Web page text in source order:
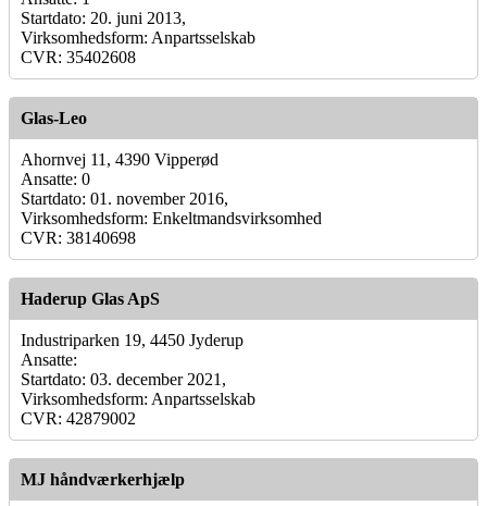
Startdato: 20. juni 2013,
Virksomhedsform: Anpartsselskab
CVR: 35402608
Glas-Leo
Ahornvej 11, 4390 Vipperød
Ansatte: 0
Startdato: 01. november 2016,
Virksomhedsform: Enkeltmandsvirksomhed
CVR: 38140698
Haderup Glas ApS
Industriparken 19, 4450 Jyderup
Ansatte:
Startdato: 03. december 2021,
Virksomhedsform: Anpartsselskab
CVR: 42879002
MJ håndværkerhjælp